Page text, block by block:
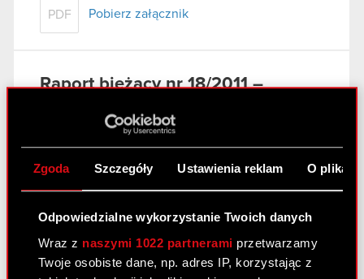
Zgoda Szczegóły Ustawienia reklam O
Odpowiedzialne wykorzystanie Twoich danych
Wraz z naszymi 1022 partnerami przetwarzamy
Twoje osobiste dane, np. adres IP, korzystając z
PDF Pobierz załącznik
Raport bieżący nr 18/2011 –
17 marca 2011
PDF
(Korekta)
Raport bieżący nr 23/2011
14 marca 2011